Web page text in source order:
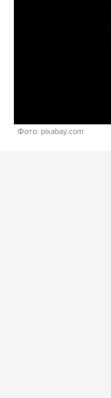
Фото: pixabay.com